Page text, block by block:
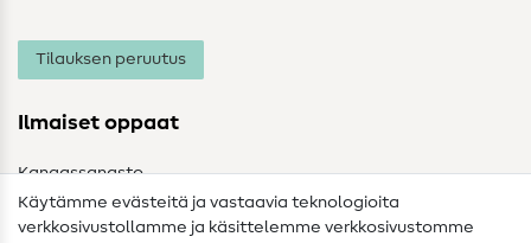
Tilauksen peruutus
Ilmaiset oppaat
Kangassanasto
Ompelusanasto
Käytämme evästeitä ja vastaavia teknologioita
verkkosivustollamme ja käsittelemme verkkosivustomme